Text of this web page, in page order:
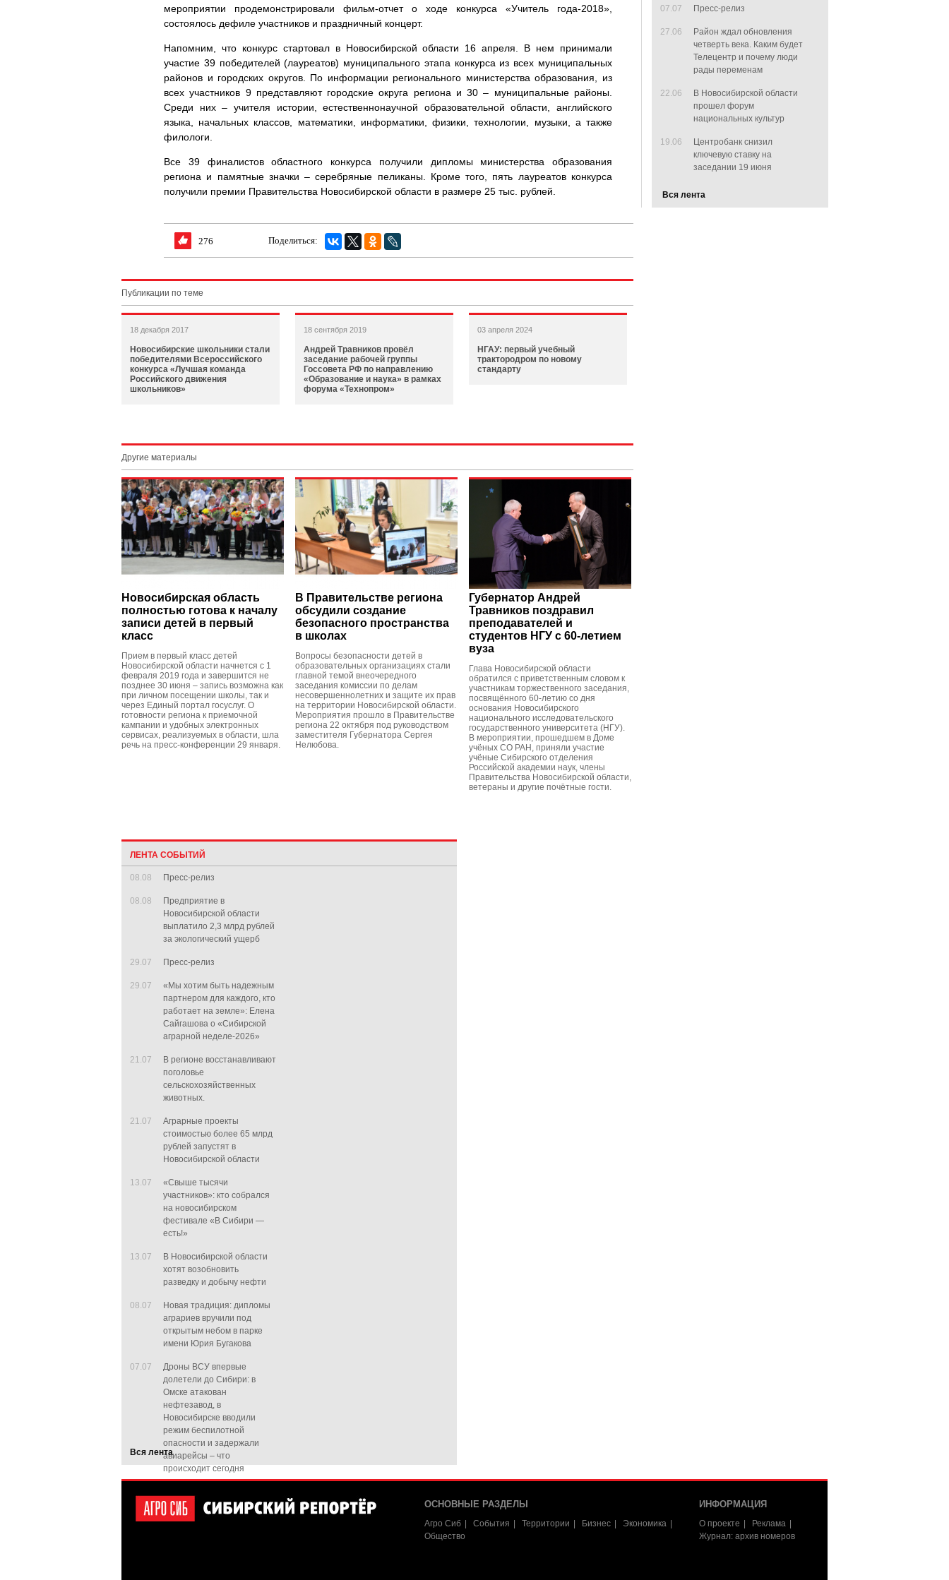
мероприятии продемонстрировали фильм-отчет о ходе конкурса «Учитель года-2018»,
состоялось дефиле участников и праздничный концерт.
Напомним, что конкурс стартовал в Новосибирской области 16 апреля. В нем принимали
участие 39 победителей (лауреатов) муниципального этапа конкурса из всех муниципальных
районов и городских округов. По информации регионального министерства образования, из
всех участников 9 представляют городские округа региона и 30 – муниципальные районы.
Среди них – учителя истории, естественнонаучной образовательной области, английского
языка, начальных классов, математики, информатики, физики, технологии, музыки, а также
филологи.
Все 39 финалистов областного конкурса получили дипломы министерства образования
региона и памятные значки – серебряные пеликаны. Кроме того, пять лауреатов конкурса
получили премии Правительства Новосибирской области в размере 25 тыс. рублей.
276 Поделиться:
Публикации по теме
18 декабря 2017
Новосибирские школьники стали
победителями Всероссийского
конкурса «Лучшая команда
Российского движения
школьников»
18 сентября 2019
Андрей Травников провёл
заседание рабочей группы
Госсовета РФ по направлению
«Образование и наука» в рамках
форума «Технопром»
03 апреля 2024
НГАУ: первый учебный
трактородром по новому
стандарту
Другие материалы
Новосибирская область
полностью готова к началу
записи детей в первый
класс
Прием в первый класс детей
Новосибирской области начнется с 1
февраля 2019 года и завершится не
позднее 30 июня – запись возможна как
при личном посещении школы, так и
через Единый портал госуслуг. О
готовности региона к приемочной
кампании и удобных электронных
сервисах, реализуемых в области, шла
речь на пресс-конференции 29 января.
В Правительстве региона
обсудили создание
безопасного пространства
в школах
Вопросы безопасности детей в
образовательных организациях стали
главной темой внеочередного
заседания комиссии по делам
несовершеннолетних и защите их прав
на территории Новосибирской области.
Мероприятия прошло в Правительстве
региона 22 октября под руководством
заместителя Губернатора Сергея
Нелюбова.
Губернатор Андрей
Травников поздравил
преподавателей и
студентов НГУ с 60-летием
вуза
Глава Новосибирской области
обратился с приветственным словом к
участникам торжественного заседания,
посвящённого 60-летию со дня
основания Новосибирского
национального исследовательского
государственного университета (НГУ).
В мероприятии, прошедшем в Доме
учёных СО РАН, приняли участие
учёные Сибирского отделения
Российской академии наук, члены
Правительства Новосибирской области,
ветераны и другие почётные гости.
ЛЕНТА СОБЫТИЙ
08.08 Пресс-релиз
08.08
Предприятие в
Новосибирской области
выплатило 2,3 млрд рублей
за экологический ущерб
29.07 Пресс-релиз
29.07
«Мы хотим быть надежным
партнером для каждого, кто
работает на земле»: Елена
Сайгашова о «Сибирской
аграрной неделе-2026»
21.07
В регионе восстанавливают
поголовье
сельскохозяйственных
животных.
21.07
Аграрные проекты
стоимостью более 65 млрд
рублей запустят в
Новосибирской области
13.07
«Свыше тысячи
участников»: кто собрался
на новосибирском
фестивале «В Сибири —
есть!»
13.07
В Новосибирской области
хотят возобновить
разведку и добычу нефти
08.07
Новая традиция: дипломы
аграриев вручили под
открытым небом в парке
имени Юрия Бугакова
07.07
Дроны ВСУ впервые
долетели до Сибири: в
Омске атакован
нефтезавод, в
Новосибирске вводили
режим беспилотной
опасности и задержали
авиарейсы – что
происходит сегодня
Вся лента
07.07 Пресс-релиз
27.06
Район ждал обновления
четверть века. Каким будет
Телецентр и почему люди
рады переменам
22.06
В Новосибирской области
прошел форум
национальных культур
19.06
Центробанк снизил
ключевую ставку на
заседании 19 июня
Вся лента
ОСНОВНЫЕ РАЗДЕЛЫ
Агро Сиб События Территории Бизнес
Экономика
Общество
ИНФОРМАЦИЯ
О проекте
Реклама
Журнал: архив номеров